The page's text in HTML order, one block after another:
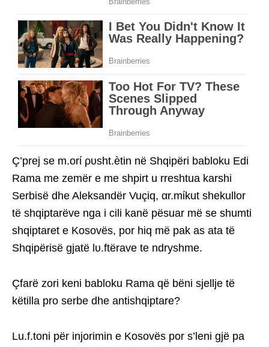
Ç’prej se m.orί ρυsht.ètin në Shqipëri babloku Edi
Rama me zemër e me shpirt u rreshtua karshi
Serbisë dhe Aleksandër Vuçiq, αr.mίkut shekullor
të shqiptarëve nga i cili kanë pësuar më se shumti
shqiptaret e Kosovës, por hiq më pak as ata të
Shqipërisë gjatë lυ.ftërave te ndryshme.
Çfarë zori keni babloku Rama që bëni sjellje të
këtilla pro serbe dhe antishqiptare?
Lu.f.toni për injorimin e Kosovës por s’leni gjë pa